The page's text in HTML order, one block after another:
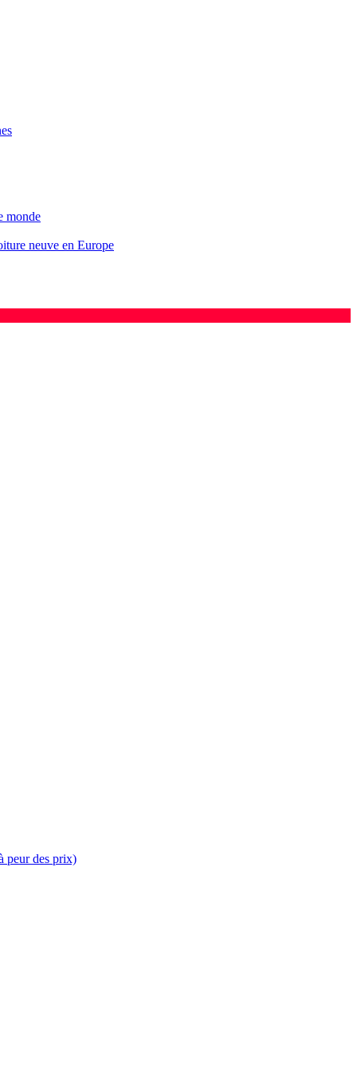
monde
neuve en Europe
peur des prix)